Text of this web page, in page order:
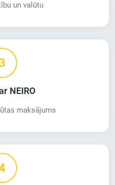
un valūtu
NEIRO
maksājums